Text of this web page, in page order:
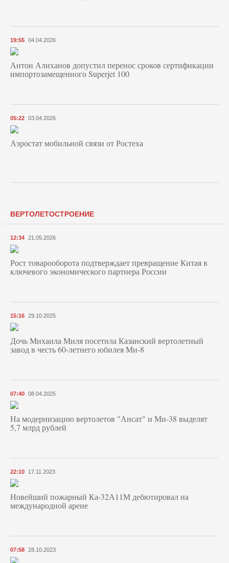
19:55 04.04.2026
Антон Алиханов допустил перенос сроков сертификации
импортозамещенного Superjet 100
05:22 03.04.2026
Аэростат мобильной связи от Ростеха
ВЕРТОЛЕТОСТРОЕНИЕ
12:34 21.05.2026
Рост товарооборота подтверждает превращение Китая в
ключевого экономического партнера России
15:16 29.10.2025
Дочь Михаила Миля посетила Казанский вертолетный
завод в честь 60-летнего юбилея Ми-8
07:40 08.04.2025
На модернизацию вертолетов "Ансат" и Ми-38 выделят
5,7 млрд рублей
22:10 17.11.2023
Новейший пожарный Ка-32А11М дебютировал на
международной арене
07:58 28.10.2023